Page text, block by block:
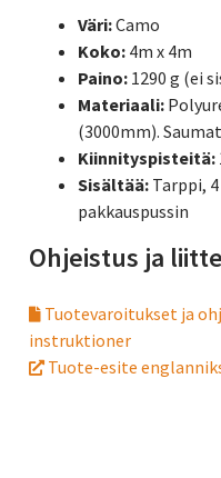
Väri:Camo
Koko: 4m x 4m
Paino: 1290 g (ei
Materiaali:
(3000mm).
Kiinnityspisteitä:
Sisältää: Tarppi,
pakkauspussin
Ohjeistus ja
Tuotevaroitukset ja
instruktioner
Tuote-esite